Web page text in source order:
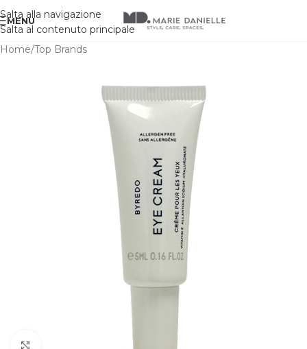
Salta alla navigazione
Salta al contenuto principale
MENU
Home/Top Brands